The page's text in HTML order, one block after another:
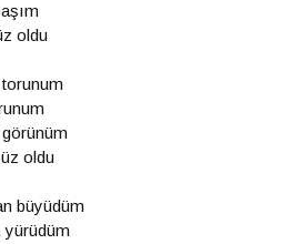
oldu
görünüm
oldu
büyüdüm
yürüdüm